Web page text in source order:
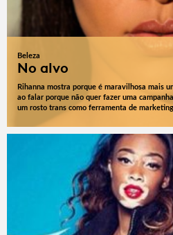
Beleza
No alvo
Rihanna mostra porque é maravilhosa mais
ao falar porque não quer fazer uma
um rosto trans como ferramenta de